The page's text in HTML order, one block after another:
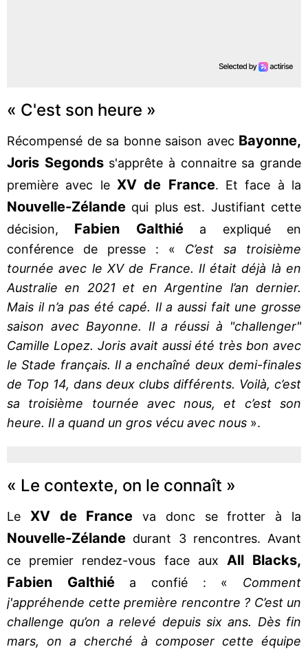
« C'est son heure »
Récompensé de sa bonne saison avec Bayonne,
Joris Segondss'apprête à connaitre sa grande
première avec le XV de France. Et face à la
Nouvelle-Zélande qui plus est. Justifiant cette
décision, Fabien Galthiéa expliqué en
conférence de presse : « C’est sa troisième
tournée avec le XV de France. Il était déjà là en
Australie en 2021 et en Argentine l’an dernier.
Mais il n’a pas été capé. Il a aussi fait une grosse
saison avec Bayonne. Il a réussi à "challenger"
Camille Lopez. Joris avait aussi été très bon avec
le Stade français. Il a enchaîné deux demi-finales
de Top 14, dans deux clubs différents. Voilà, c’est
sa troisième tournée avec nous, et c’est son
heure. Il a quand un gros vécu avec nous ».
« Le contexte, on le connaît »
Le XV de France va donc se frotter à la
Nouvelle-Zélande durant 3 rencontres. Avant
ce premier rendez-vous face aux All Blacks,
Fabien Galthiéa confié : « Comment
j'appréhende cette première rencontre ? C’est un
challenge qu’on a relevé depuis six ans. Dès fin
mars, on a cherché à composer cette équipe